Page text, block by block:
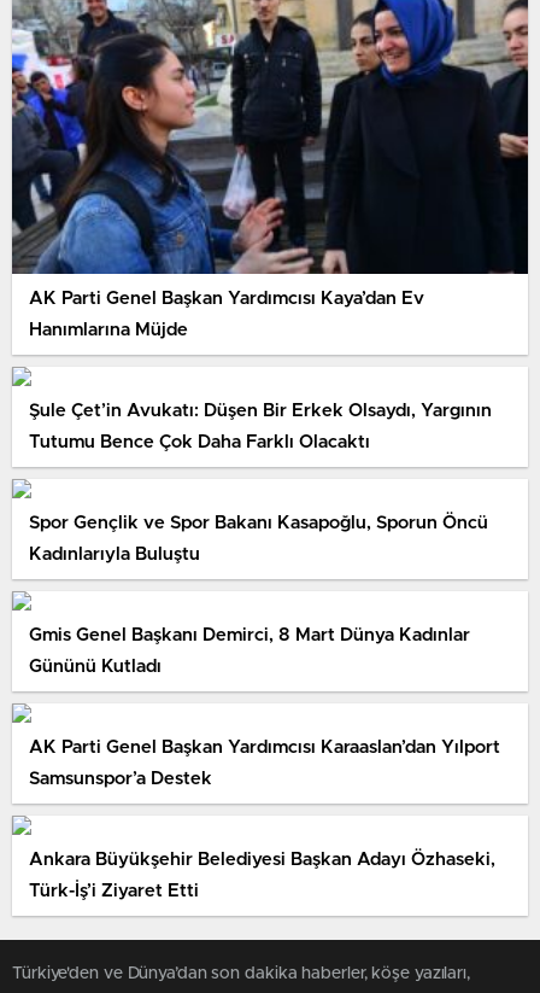
AK Parti Genel Başkan Yardımcısı Kaya’dan Ev
Hanımlarına Müjde
Şule Çet’in Avukatı: Düşen Bir Erkek Olsaydı, Yargının
Tutumu Bence Çok Daha Farklı Olacaktı
Spor Gençlik ve Spor Bakanı Kasapoğlu, Sporun Öncü
Kadınlarıyla Buluştu
Gmis Genel Başkanı Demirci, 8 Mart Dünya Kadınlar
Gününü Kutladı
AK Parti Genel Başkan Yardımcısı Karaaslan’dan Yılport
Samsunspor’a Destek
Ankara Büyükşehir Belediyesi Başkan Adayı Özhaseki,
Türk-İş’i Ziyaret Etti
Türkiye'den ve Dünya’dan son dakika haberler, köşe yazıları,